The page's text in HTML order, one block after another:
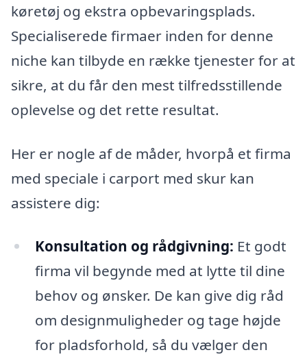
køretøj og ekstra opbevaringsplads.
Specialiserede firmaer inden for denne
niche kan tilbyde en række tjenester for at
sikre, at du får den mest tilfredsstillende
oplevelse og det rette resultat.
Her er nogle af de måder, hvorpå et firma
med speciale i carport med skur kan
assistere dig:
Konsultation og rådgivning: Et godt
firma vil begynde med at lytte til dine
behov og ønsker. De kan give dig råd
om designmuligheder og tage højde
for pladsforhold, så du vælger den